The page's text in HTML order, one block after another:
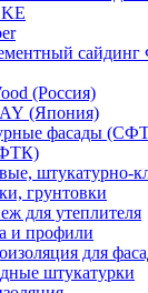
(Россия)
(Япония)
штукатурно-
грунтовки
для утеплителя
и профили
для
штукатурки